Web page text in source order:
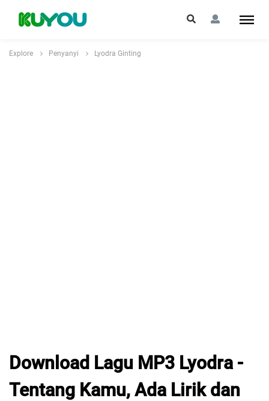
Explore Penyanyi Lyodra Ginting
Download Lagu MP3 Lyodra -
Tentang Kamu, Ada Lirik dan